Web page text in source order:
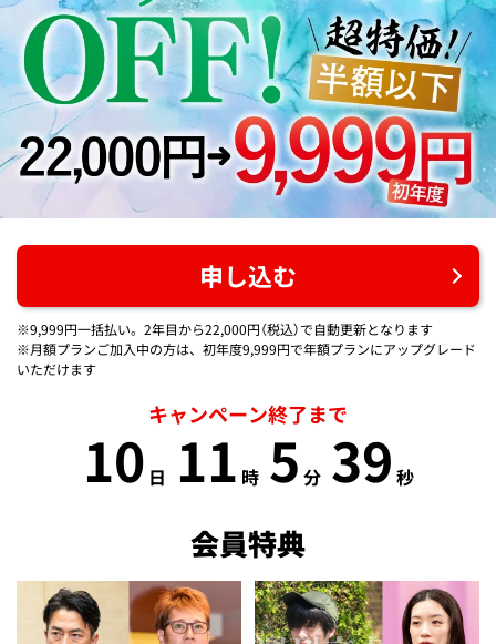
申し込む
※9,999円一括払い。2年目から22,000円（税込）で自動更新となります
※月額プランご加入中の方は、初年度9,999円で年額プランにアップグレード
いただけます
キャンペーン終了まで
10 日 11 時 5 分 38 秒
会員特典